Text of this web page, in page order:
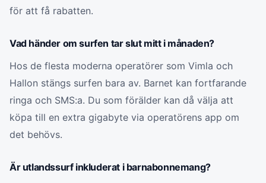
för att få rabatten.
Vad händer om surfen tar slut mitt i månaden?
Hos de flesta moderna operatörer som Vimla och
Hallon stängs surfen bara av. Barnet kan fortfarande
ringa och SMS:a. Du som förälder kan då välja att
köpa till en extra gigabyte via operatörens app om
det behövs.
Är utlandssurf inkluderat i barnabonnemang?